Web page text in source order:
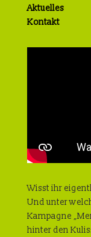
Aktuelles
Kontakt
Wisst ihr
Und unter
Kampagne
hinter den